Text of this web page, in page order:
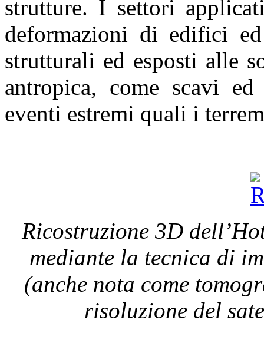
strutture. I settori
deformazioni di edifici
strutturali ed esposti alle
antropica, come scavi
eventi estremi quali i
Ricostruzione 3D
mediante la tecnica di
(anche nota come
risoluzione del